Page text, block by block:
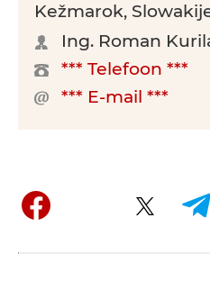
Kežmarok,
Ing. Roman
*** Telefoon ***
*** E-mail ***